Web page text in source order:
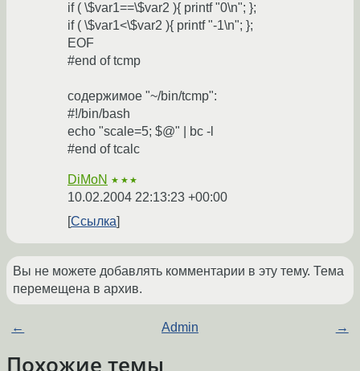
if ( \$var1==\$var2 ){ printf "0\n"; };
if ( \$var1<\$var2 ){ printf "-1\n"; };
EOF
#end of tcmp
содержимое "~/bin/tcmp":
#!/bin/bash
echo "scale=5; $@" | bc -l
#end of tcalc
DiMoN ★★★
10.02.2004 22:13:23 +00:00
Ссылка
Вы не можете добавлять комментарии в эту тему. Тема
перемещена в архив.
← Admin →
Похожие темы